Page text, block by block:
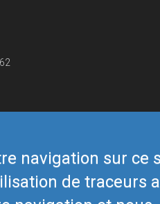
navigation sur ce
de traceurs
Vie privée Back to top